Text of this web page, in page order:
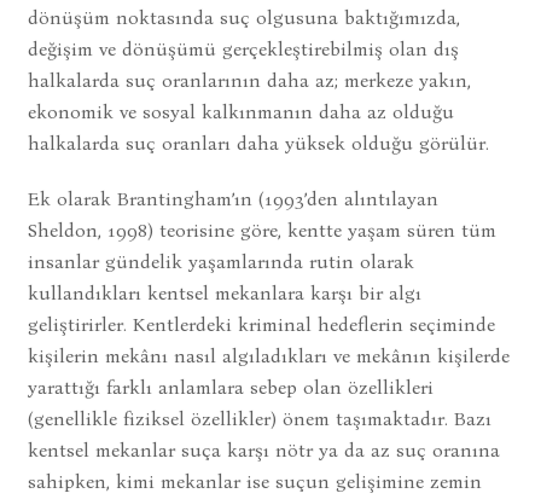
dönüşüm noktasında suç olgusuna baktığımızda,
değişim ve dönüşümü gerçekleştirebilmiş olan dış
halkalarda suç oranlarının daha az; merkeze yakın,
ekonomik ve sosyal kalkınmanın daha az olduğu
halkalarda suç oranları daha yüksek olduğu görülür.
Ek olarak Brantingham’ın (1993’den alıntılayan
Sheldon, 1998) teorisine göre, kentte yaşam süren tüm
insanlar gündelik yaşamlarında rutin olarak
kullandıkları kentsel mekanlara karşı bir algı
geliştirirler. Kentlerdeki kriminal hedeflerin seçiminde
kişilerin mekânı nasıl algıladıkları ve mekânın kişilerde
yarattığı farklı anlamlara sebep olan özellikleri
(genellikle fiziksel özellikler) önem taşımaktadır. Bazı
kentsel mekanlar suça karşı nötr ya da az suç oranına
sahipken, kimi mekanlar ise suçun gelişimine zemin